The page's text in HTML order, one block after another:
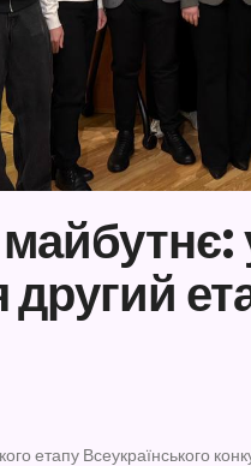
етапу Всеукраїнського